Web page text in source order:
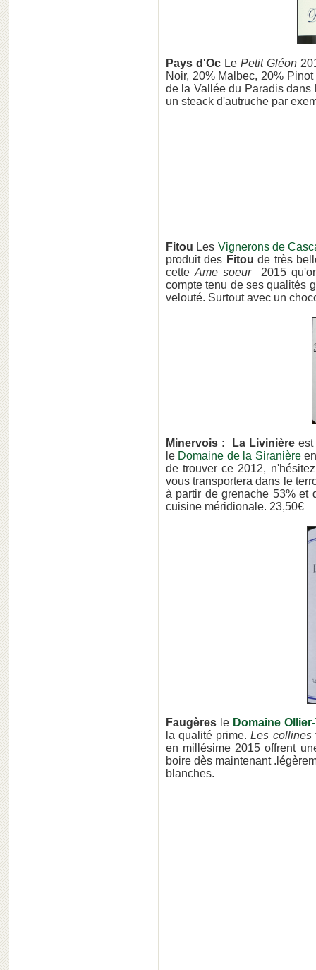
Pays d'Oc LePetit Gléon
Noir, 20% Malbec, 20%
de la Vallée du Paradis
un steack d'autruche par
Fitou Les Vignerons de
produit des Fitou de très
cetteAme soeur2015 qu'on
compte tenu de ses qualités
velouté. Surtout avec un
Minervois : La Livinière
le Domaine de la Siranière
de trouver ce 2012,
vous transportera dans le
à partir de grenache 53% et
cuisine méridionale. 23,50€
Faugères le Domaine
la qualité prime.Les collines
en millésime 2015 offrent
boire dès maintenant
blanches.